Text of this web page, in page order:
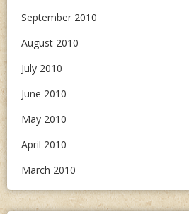
September 2010
August 2010
July 2010
June 2010
May 2010
April 2010
March 2010